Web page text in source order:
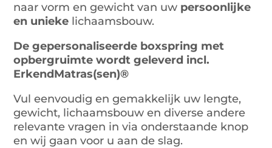
naar vorm en gewicht van uw persoonlijke
en unieke lichaamsbouw.
De gepersonaliseerde boxspring met
opbergruimte wordt geleverd incl.
ErkendMatras(sen)®
Vul eenvoudig en gemakkelijk uw lengte,
gewicht, lichaamsbouw en diverse andere
relevante vragen in via onderstaande knop
en wij gaan voor u aan de slag.